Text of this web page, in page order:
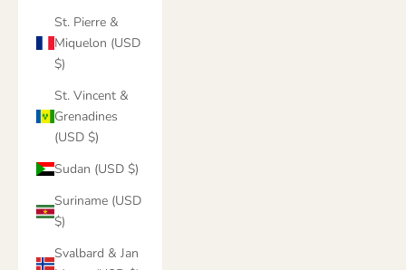
St. Pierre &
Miquelon (USD
$)
St. Vincent &
Grenadines
(USD $)
Sudan (USD $)
Suriname (USD
$)
Svalbard & Jan